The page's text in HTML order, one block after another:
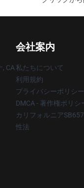
, CA
会社案内
私たちについて
利用規約
プライバシーポリシー
DMCA - 著作権ポリシ
カリフォルニア
性法